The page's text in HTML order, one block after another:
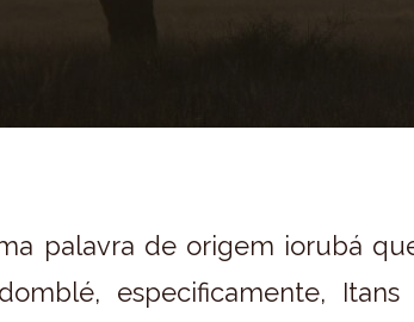
palavra de origem iorubá
especificamente,